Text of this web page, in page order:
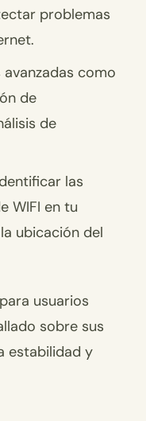
problemas
como
de
de
las
WIFI en tu
ubicación del
usuarios
sobre sus
estabilidad y